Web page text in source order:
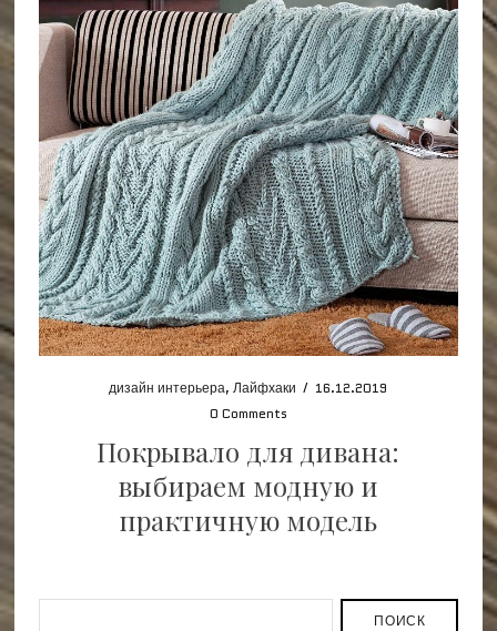
дизайн интерьера,Лайфхаки / 16.12.2019
0 Comments
Покрывало для дивана:
выбираем модную и
практичную модель
ПОИСК